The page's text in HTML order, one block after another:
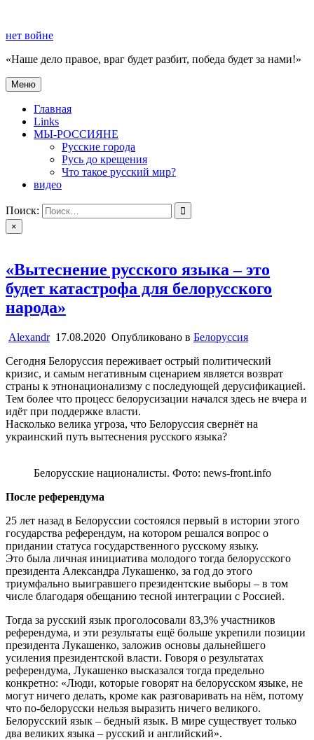
содержимому
нет войне
«Наше дело правое, враг будет разбит, победа будет за нами!»
нет войне
«Наше дело правое, враг будет разбит, победа будет за нами!»
Меню
Главная
Links
МЫ-РОССИЯНЕ
Русские города
Русь до крещения
Что такое русский мир?
видео
Поиск:
×
«Вытеснение русского языка – это
будет катастрофа для белорусского
народа»
Alexandr 17.08.2020 Опубликовано в Белоруссия
Сегодня Белоруссия переживает острый политический
кризис, и самым негативным сценарием является возврат
страны к этнонационализму с последующей дерусификацией.
Тем более что процесс белорусизации начался здесь не вчера и
идёт при поддержке власти.
Насколько велика угроза, что Белоруссия свернёт на
украинский путь вытеснения русского языка?
Белорусские националисты. Фото: news-front.info
После референдума
25 лет назад в Белоруссии состоялся первый в истории этого
государства референдум, на котором решался вопрос о
придании статуса государственного русскому языку.
Это была личная инициатива молодого тогда белорусского
президента Александра Лукашенко, за год до этого
триумфально выигравшего президентские выборы – в том
числе благодаря обещанию тесной интеграции с Россией.
Тогда за русский язык проголосовали 83,3% участников
референдума, и эти результаты ещё больше укрепили позиции
президента Лукашенко, заложив основы дальнейшего
усиления президентской власти. Говоря о результатах
референдума, Лукашенко высказался тогда предельно
конкретно: «Люди, которые говорят на белорусском языке, не
могут ничего делать, кроме как разговаривать на нём, потому
что по-белорусски нельзя выразить ничего великого.
Белорусский язык – бедный язык. В мире существует только
два великих языка – русский и английский».